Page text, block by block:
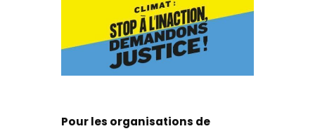
Pour les organisations de